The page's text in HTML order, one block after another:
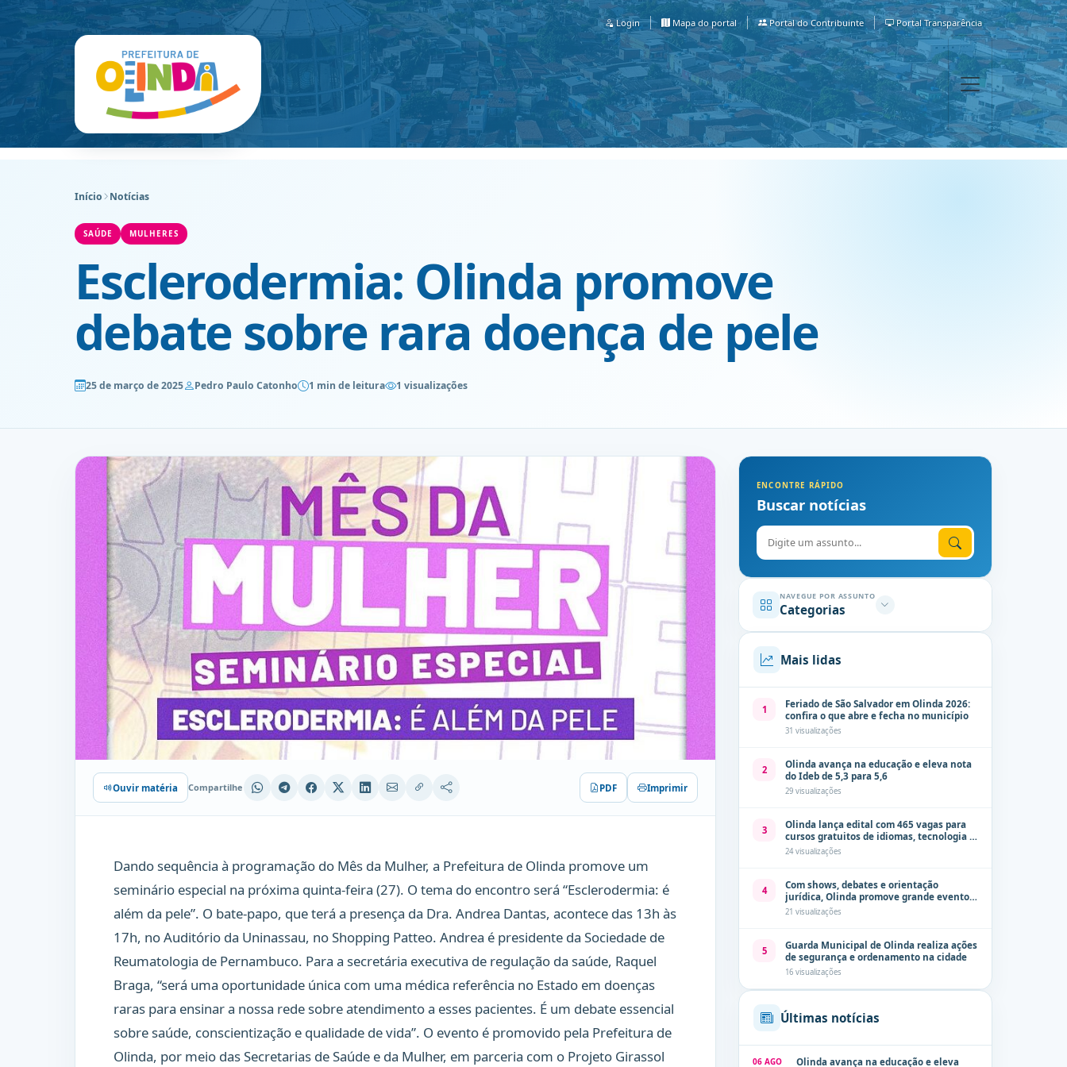
Login Mapa do portal Portal do Contribuinte Portal Transparência
Início Notícias
SAÚDE MULHERES
Esclerodermia: Olinda promove
debate sobre rara doença de pele
25 de março de 2025 Pedro Paulo Catonho 1 min de leitura 1 visualizações
Ouvir matéria Compartilhe PDF Imprimir
Dando sequência à programação do Mês da Mulher, a Prefeitura de Olinda promove um
seminário especial na próxima quinta-feira (27). O tema do encontro será “Esclerodermia: é
além da pele”. O bate-papo, que terá a presença da Dra. Andrea Dantas, acontece das 13h às
17h, no Auditório da Uninassau, no Shopping Patteo. Andrea é presidente da Sociedade de
Reumatologia de Pernambuco. Para a secretária executiva de regulação da saúde, Raquel
Braga, “será uma oportunidade única com uma médica referência no Estado em doenças
raras para ensinar a nossa rede sobre atendimento a esses pacientes. É um debate essencial
sobre saúde, conscientização e qualidade de vida”. O evento é promovido pela Prefeitura de
Olinda, por meio das Secretarias de Saúde e da Mulher, em parceria com o Projeto Girassol
ENCONTRE RÁPIDO
Buscar notícias
Digite o assunto
NAVEGUE POR ASSUNTO
Categorias
Mais lidas
1
Feriado de São Salvador em Olinda 2026:
confira o que abre e fecha no município
31 visualizações
2
Olinda avança na educação e eleva nota
do Ideb de 5,3 para 5,6
29 visualizações
3
Olinda lança edital com 465 vagas para
cursos gratuitos de idiomas, tecnologia e
comunicação
24 visualizações
4
Com shows, debates e orientação
jurídica, Olinda promove grande evento
de combate à violência contra a mulher
neste sábado (8)
21 visualizações
5
Guarda Municipal de Olinda realiza ações
de segurança e ordenamento na cidade
16 visualizações
Últimas notícias
06 AGO
Olinda avança na educação e eleva